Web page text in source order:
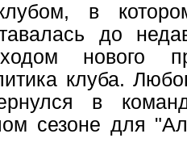
в
до
нового
клуба.
в
сезоне для